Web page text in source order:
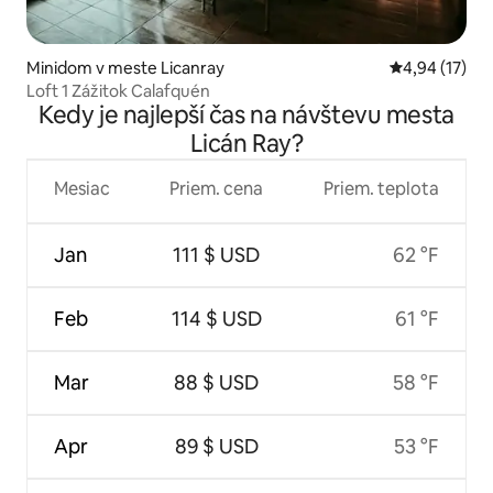
Minidom v meste Licanray Priemerné
4,94 (17)
Loft 1 Zážitok Calafquén
Kedy je najlepší čas na návštevu mesta
Licán Ray?
Mesiac
Jan
Feb
Mar
Apr
Priem. cena
111 $ USD
114 $ USD
88 $ USD
89 $ USD
Priem. teplota
62 °F
61 °F
58 °F
53 °F